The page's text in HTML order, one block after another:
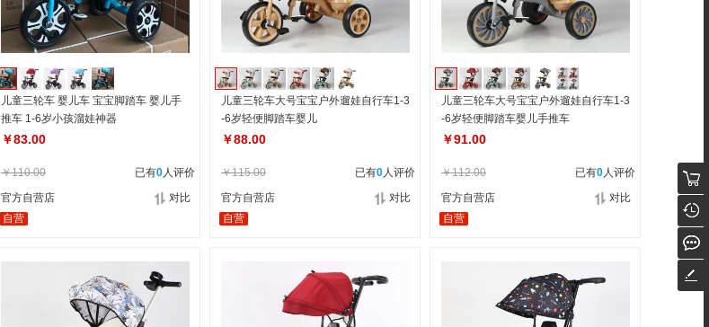
儿童三轮车 婴儿车 宝宝脚踏车 婴儿手
推车 1-6岁小孩溜娃神器
￥83.00
￥110.00 已有0人评价
官方自营店
对比
自营
儿童三轮车大号宝宝户外遛娃自行车1-3
-6岁轻便脚踏车婴儿
￥88.00
￥115.00 已有0人评价
官方自营店
对比
自营
儿童三轮车大号宝宝户外遛娃自行车1-3
-6岁轻便脚踏车婴儿手推车
￥91.00
￥112.00 已有0人评价
官方自营店
对比
自营